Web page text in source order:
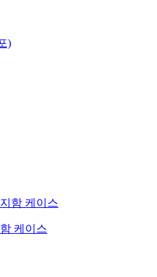
케이스